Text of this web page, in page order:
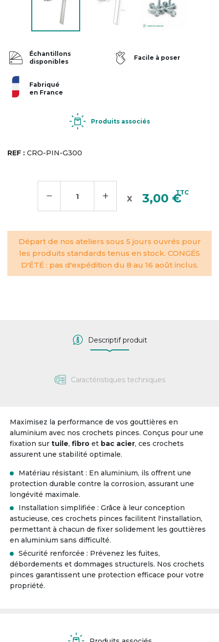
Échantillons
disponibles
Facile à poser
Fabriqué
en France
Produits associés
REF : CRO-PIN-G300
− + 3,00 €TTC
Départ de nos ateliers sous 5 jours ouvrés pour
les produits standards tenus en stock. CONGÉS
D'ÉTÉ : pas d'expédition du 8 au 16 août inclus.
Descriptif produit
Caractéristiques techniques
Maximisez la performance de vos gouttières en
aluminium avec nos crochets pinces. Conçus pour une
fixation sur tuile, fibro et bac acier, ces crochets
assurent une stabilité optimale.
Matériau résistant : En aluminium, ils offrent une
protection durable contre la corrosion, assurant une
longévité maximale.
Installation simplifiée : Grâce à leur conception
astucieuse, ces crochets pinces facilitent l'installation,
permettant à chacun de fixer solidement les gouttières
en aluminium sans difficulté.
Sécurité renforcée : Prévenez les fuites,
débordements et dommages structurels. Nos crochets
pinces garantissent une protection efficace pour votre
propriété.